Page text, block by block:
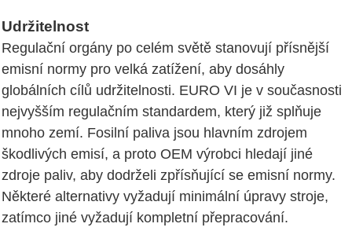
Udržitelnost
Regulační orgány po celém světě stanovují přísnější
emisní normy pro velká zatížení, aby dosáhly
globálních cílů udržitelnosti. EURO VI je v současnosti
nejvyšším regulačním standardem, který již splňuje
mnoho zemí. Fosilní paliva jsou hlavním zdrojem
škodlivých emisí, a proto OEM výrobci hledají jiné
zdroje paliv, aby dodrželi zpřísňující se emisní normy.
Některé alternativy vyžadují minimální úpravy stroje,
zatímco jiné vyžadují kompletní přepracování.